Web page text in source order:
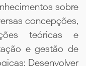
sobre
concepções,
teóricas e
e gestão de
Desenvolver